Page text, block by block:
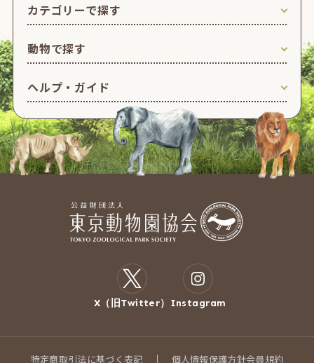
カテゴリーで探す
動物で探す
ヘルプ・ガイド
X（旧Twitter） Instagram
特定商取引法に基づく表記 個人情報保護方針会員規約